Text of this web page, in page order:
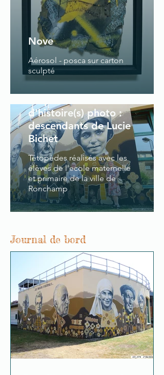
Nove
Aérosol - posca sur carton
sculpté
d'histoire(s) photo :
descendants de Lucie
Bichet
Têtopèdes réalisés avec les
élèves de l'ecole maternelle
et primaire de la ville de
Ronchamp
Journal de bord